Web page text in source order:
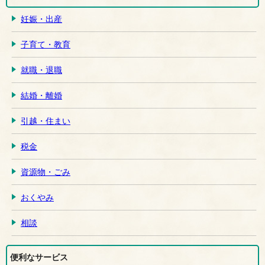
妊娠・出産
子育て・教育
就職・退職
結婚・離婚
引越・住まい
税金
資源物・ごみ
おくやみ
相談
便利なサービス